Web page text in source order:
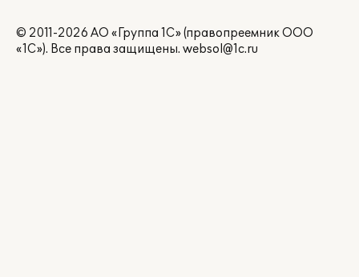
© 2011-2026 АО «Группа 1С» (правопреемник ООО
«1С»). Все права защищены. websol@1c.ru